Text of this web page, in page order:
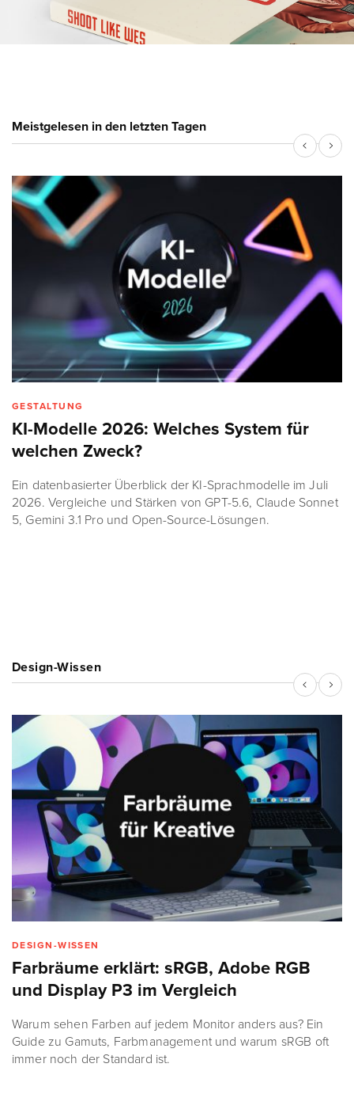
Meistgelesen in den letzten Tagen
GESTALTUNG
KI-Modelle 2026: Welches System für
welchen Zweck?
Ein datenbasierter Überblick der KI-Sprachmodelle im Juli
2026. Vergleiche und Stärken von GPT-5.6, Claude Sonnet
5, Gemini 3.1 Pro und Open-Source-Lösungen.
Design-Wissen
DESIGN-WISSEN
Farbräume erklärt: sRGB, Adobe RGB
und Display P3 im Vergleich
Warum sehen Farben auf jedem Monitor anders aus? Ein
Guide zu Gamuts, Farbmanagement und warum sRGB oft
immer noch der Standard ist.